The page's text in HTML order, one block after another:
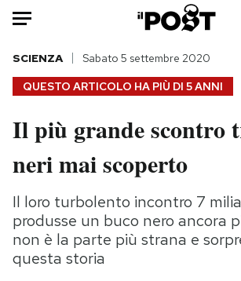
Auto
HOME
Italia
Politica
Tecnologia
Internet
Scienza
Cultura
Moda
Storie/
Ok
Media
QUESTO ARTICOLO HA PIÙ DI 5 ANNI
SCIENZA Sabato 5 settembre 2020
Il più grande scontro
neri mai scoperto
Il loro turbolento incontro 7
produsse un buco nero ancora
non è la parte più strana e
questa storia